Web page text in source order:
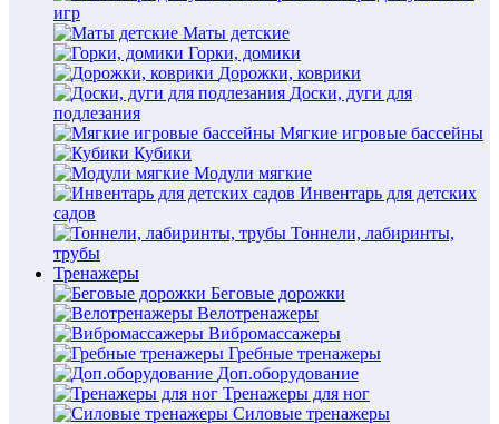
игр
Маты детские
Горки, домики
Дорожки, коврики
Доски, дуги для
подлезания
Мягкие игровые бассейны
Кубики
Модули мягкие
Инвентарь для детских
садов
Тоннели, лабиринты,
трубы
Тренажеры
Беговые дорожки
Велотренажеры
Вибромассажеры
Гребные тренажеры
Доп.оборудование
Тренажеры для ног
Силовые тренажеры